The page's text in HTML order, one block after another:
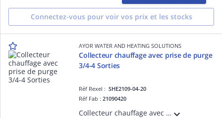
Connectez-vous pour voir vos prix et les stocks
AYOR WATER AND HEATING SOLUTIONS
Collecteur chauffage avec prise de purge
3/4-4 Sorties
Réf Rexel :SHE2109-04-20
Réf Fab :21090420
Collecteur chauffage avec prise de purge 4 départs - L'alimentation pour radiateurs rapide à installer